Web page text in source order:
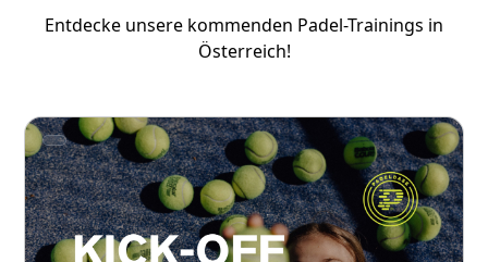
Entdecke unsere kommenden Padel-Trainings in
Österreich!